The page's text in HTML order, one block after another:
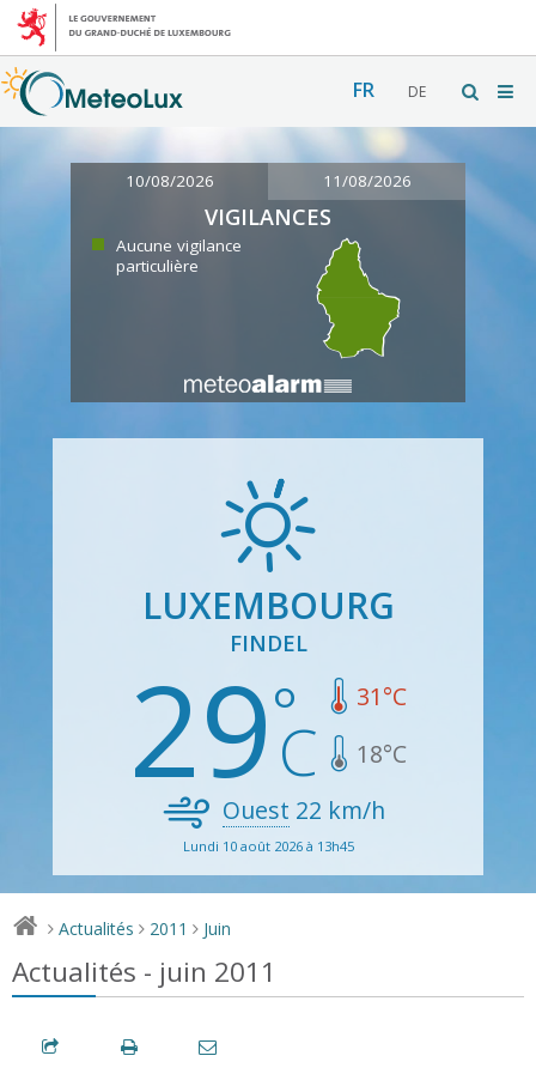
FR DE
10/08/2026 11/08/2026
VIGILANCES
Aucune vigilance
particulière
LUXEMBOURG
FINDEL
29 31°C
18°C
Ouest 22 km/h
Lundi 10 août 2026 à 13h45
> Actualités > 2011 > Juin
Actualités - juin 2011